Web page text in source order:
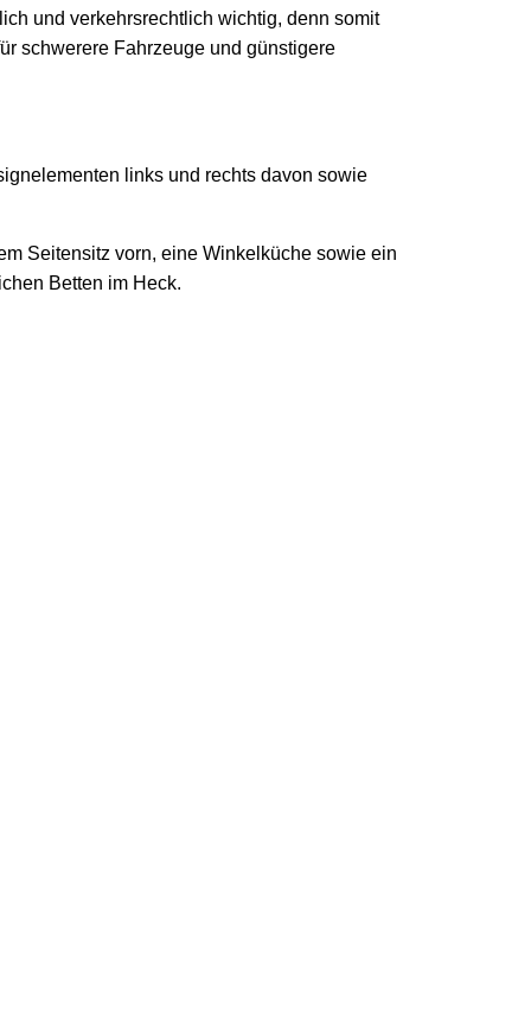
und verkehrsrechtlich wichtig, denn somit
schwerere Fahrzeuge und günstigere
links und rechts davon sowie
Seitensitz vorn, eine Winkelküche sowie ein
Betten im Heck.